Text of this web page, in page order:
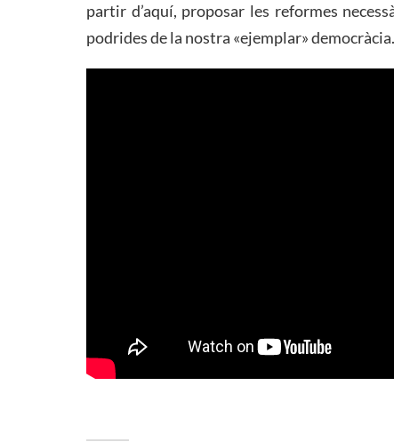
partir d’aquí, proposar les reformes
podrides de la nostra «ejemplar» democràcia.